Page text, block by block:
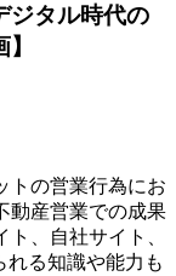
ジタル時代の
トの営業行為にお
動産営業での成果
、自社サイト、
れる知識や能力も